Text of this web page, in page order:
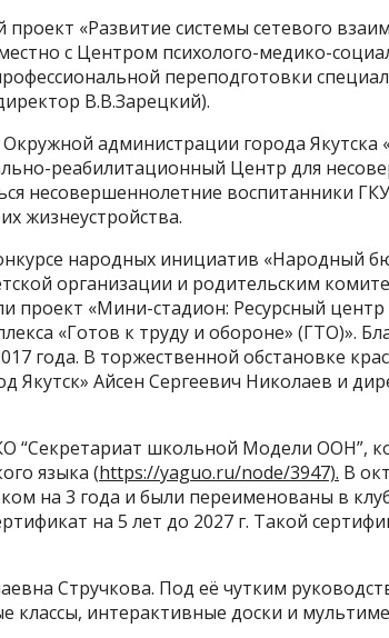
«Развитие системы сетевого
с Центром психолого-медико-
переподготовки
В.В.Зарецкий).
администрации города Якутска
реабилитационный Центр для
несовершеннолетние воспитанники
жизнеустройства.
народных инициатив «Народный
организации и родительским
проект «Мини-стадион: Ресурсный
«Готов к труду и обороне» (ГТО)».
года. В торжественной обстановке
Якутск» Айсен Сергеевич Николаев и
“Секретариат школьной Модели ООН”,
языка (https://yaguo.ru/node/3947). В
на 3 года и были переименованы в
на 5 лет до 2027 г. Такой
Стручкова. Под её чутким
интерактивные доски и